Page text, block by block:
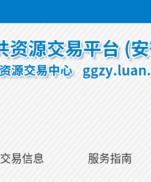
交易信息 服务指南